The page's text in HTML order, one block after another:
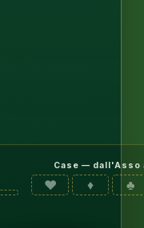
Case — dall'Asso
♥ ♦ ♣